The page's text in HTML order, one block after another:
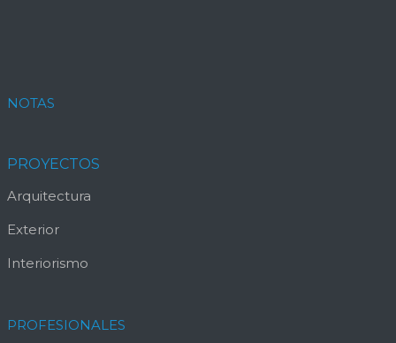
NOTAS
PROYECTOS
Arquitectura
Exterior
Interiorismo
PROFESIONALES